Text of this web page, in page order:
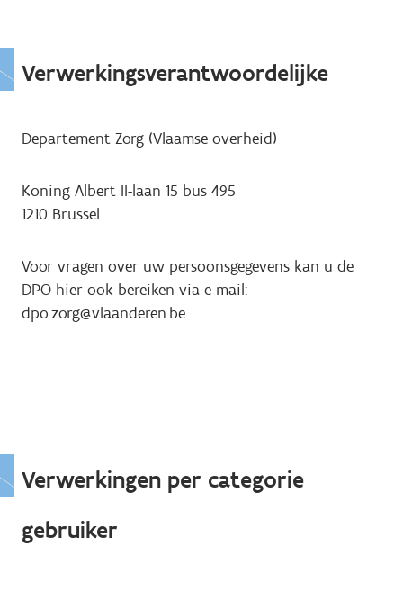
Verwerkingsverantwoordelijke
Departement Zorg (Vlaamse overheid)
Koning Albert II-laan 15 bus 495
1210 Brussel
Voor vragen over uw persoonsgegevens kan u de
DPO hier ook bereiken via e-mail:
dpo.zorg@vlaanderen.be
Verwerkingen per categorie
gebruiker